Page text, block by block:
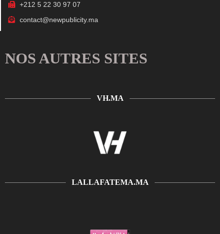
+212 5 22 30 97 07
contact@newpublicity.ma
NOS AUTRES SITES
VH.MA
LALLAFATEMA.MA